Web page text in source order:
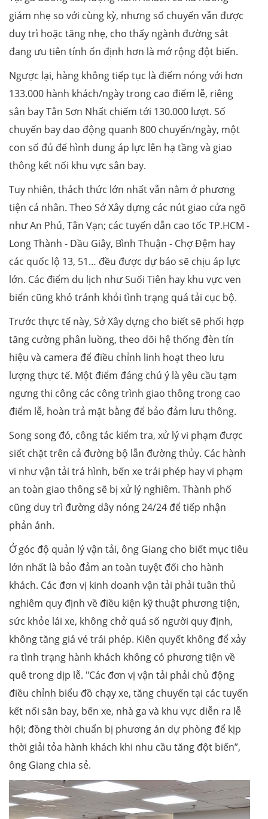
giảm nhẹ so với cùng kỳ, nhưng số chuyến vẫn được
duy trì hoặc tăng nhẹ, cho thấy ngành đường sắt
đang ưu tiên tính ổn định hơn là mở rộng đột biến.
Ngược lại, hàng không tiếp tục là điểm nóng với hơn
133.000 hành khách/ngày trong cao điểm lễ, riêng
sân bay Tân Sơn Nhất chiếm tới 130.000 lượt. Số
chuyến bay dao động quanh 800 chuyến/ngày, một
con số đủ để hình dung áp lực lên hạ tầng và giao
thông kết nối khu vực sân bay.
Tuy nhiên, thách thức lớn nhất vẫn nằm ở phương
tiện cá nhân. Theo Sở Xây dựng các nút giao cửa ngõ
như An Phú, Tân Vạn; các tuyến dẫn cao tốc TP.HCM -
Long Thành - Dầu Giây, Bình Thuận - Chợ Đệm hay
các quốc lộ 13, 51… đều được dự báo sẽ chịu áp lực
lớn. Các điểm du lịch như Suối Tiên hay khu vực ven
biển cũng khó tránh khỏi tình trạng quá tải cục bộ.
Trước thực tế này, Sở Xây dựng cho biết sẽ phối hợp
tăng cường phân luồng, theo dõi hệ thống đèn tín
hiệu và camera để điều chỉnh linh hoạt theo lưu
lượng thực tế. Một điểm đáng chú ý là yêu cầu tạm
ngưng thi công các công trình giao thông trong cao
điểm lễ, hoàn trả mặt bằng để bảo đảm lưu thông.
Song song đó, công tác kiểm tra, xử lý vi phạm được
siết chặt trên cả đường bộ lẫn đường thủy. Các hành
vi như vận tải trá hình, bến xe trái phép hay vi phạm
an toàn giao thông sẽ bị xử lý nghiêm. Thành phố
cũng duy trì đường dây nóng 24/24 để tiếp nhận
phản ánh.
Ở góc độ quản lý vận tải, ông Giang cho biết mục tiêu
lớn nhất là bảo đảm an toàn tuyệt đối cho hành
khách. Các đơn vị kinh doanh vận tải phải tuân thủ
nghiêm quy định về điều kiện kỹ thuật phương tiện,
sức khỏe lái xe, không chở quá số người quy định,
không tăng giá vé trái phép. Kiên quyết không để xảy
ra tình trạng hành khách không có phương tiện về
quê trong dịp lễ. "Các đơn vị vận tải phải chủ động
điều chỉnh biểu đồ chạy xe, tăng chuyến tại các tuyến
kết nối sân bay, bến xe, nhà ga và khu vực diễn ra lễ
hội; đồng thời chuẩn bị phương án dự phòng để kịp
thời giải tỏa hành khách khi nhu cầu tăng đột biến”,
ông Giang chia sẻ.